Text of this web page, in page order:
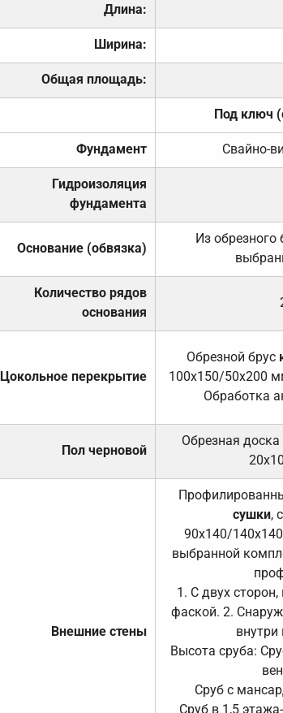
Длина:
Ширина:
Общая площадь:
Под ключ
Фундамент Свайно-
Гидроизоляция
фундамента
Основание (обвязка)
Из
Количество рядов
основания
Цокольное перекрытие
Обрезной брус
100х150/50х200
Обработка
Пол черновой
Обрезная доска
Внешние стены
сушки,
90х140/
выбранной
1. С двух
фаской. 2.
Высота сруба:
Сруб с
Сруб в 1,5